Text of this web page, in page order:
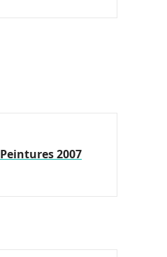
Peintures 2007